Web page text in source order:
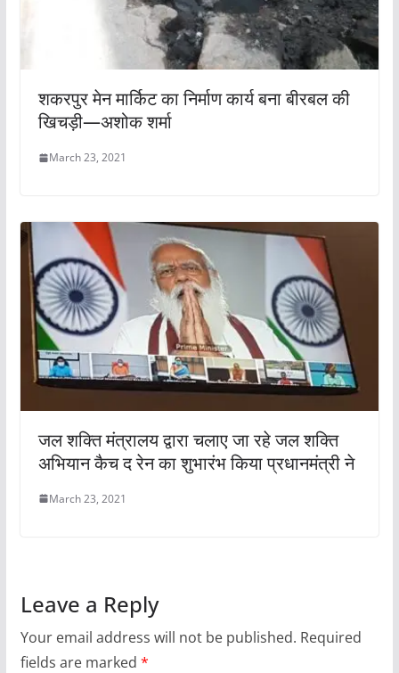
शकरपुर मेन मार्किट का निर्माण कार्य बना बीरबल की
खिचड़ी—अशोक शर्मा
March 23, 2021
जल शक्ति मंत्रालय द्वारा चलाए जा रहे जल शक्ति
अभियान कैच द रेन का शुभारंभ किया प्रधानमंत्री ने
March 23, 2021
Leave a Reply
Your email address will not be published. Required
fields are marked *